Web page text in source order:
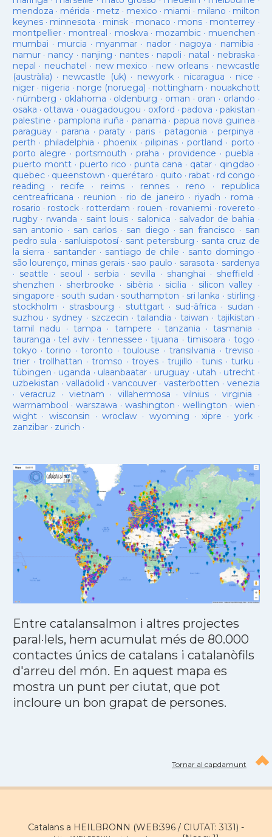
mendoza · mérida · metz · mexico · miami · milano · milton
keynes· minnesota · minsk · monaco · mons · monterrey ·
montpellier· montreal · moskva · mozambic· muenchen ·
mumbai · murcia · myanmar· nador · nagoya · namibia ·
namur· nancy · nanjing · nantes · napoli · natal · nebraska ·
nepal · neuchatel · new mexico · new orleans· newcastle
(austràlia) · newcastle (uk) · newyork· nicaragua · nice ·
niger· nigeria · norge (noruega) · nottingham · nouakchott
· nürnberg · oklahoma · oldenburg · oman · oran · orlando ·
osaka · ottawa · ouagadougou · oxford ·padova ·pakistan ·
palestine · pamplona iruña · panama · papua nova guinea ·
paraguay· parana ·paraty · paris·patagonia · perpinya ·
perth ·philadelphia · phoenix·pilipinas ·portland · porto ·
porto alegre ·portsmouth ·praha · providence ·puebla ·
puerto montt· puerto rico ·punta cana · qatar · qingdao ·
quebec· queenstown · querétaro · quito · rabat · rd congo ·
reading · recife · reims· rennes · reno · republica
centreafricana · reunion · rio de janeiro · riyadh · roma ·
rosario · rostock · rotterdam · rouen · rovaniemi · rovereto ·
rugby· rwanda · saint louis · salonica · salvador de bahia ·
san antonio · san carlos· san diego · san francisco · san
pedro sula · sanluispotosí· sant petersburg · santa cruz de
la sierra · santander · santiago de chile · santo domingo ·
são lourenço, minas gerais · sao paulo · sarasota · sardenya
· seattle · seoul · serbia · sevilla · shanghai · sheffield ·
shenzhen · sherbrooke · sibèria · sicilia · silicon valley ·
singapore · south sudan · southampton · sri lanka · stirling ·
stockholm · strasbourg · stuttgart· sud-âfrica · sudan ·
suzhou · sydney · szczecin ·tailandia ·taiwan · tajikistan ·
tamil nadu ·tampa · tampere · tanzania ·tasmania ·
tauranga ·tel aviv· tennessee ·tijuana ·timisoara ·togo ·
tokyo ·torino ·toronto ·toulouse ·transilvania ·treviso ·
trier· trollhattan · tromso · troyes·trujillo ·tunis ·turku ·
tübingen · uganda · ulaanbaatar · uruguay · utah · utrecht ·
uzbekistan · valladolid · vancouver· vasterbotten · venezia
· veracruz · vietnam · villahermosa ·vilnius ·virginia ·
warrnambool ·warszawa ·washington · wellington · wien ·
wight· wisconsin ·wroclaw · wyoming ·xipre · york·
zanzibar· zurich ·
Entre catalansalmon i altres projectes
paral·lels, hem acumulat més de 80.000
contactes únics de catalans i catalanòfils
d'arreu del món. En aquest mapa es
mostra un punt per ciutat, que pot
incloure un bon grapat de persones.
Tornar al capdamunt
Catalans a HEILBRONN (WEB:396 / CIUTAT: 3131) -